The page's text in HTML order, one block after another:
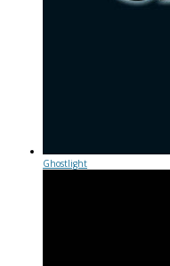
Ghostlight